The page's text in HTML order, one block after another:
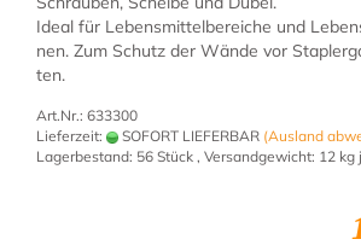
Ideal für Le­bens­mit­tel­be­rei­che und
nen. Zum Schutz der Wände vor
ten.
Art.Nr.: 633300
Lieferzeit:
SOFORT LIEFERBAR (Ausland
Lagerbestand: 56 Stück , Versandgewicht: 12 kg